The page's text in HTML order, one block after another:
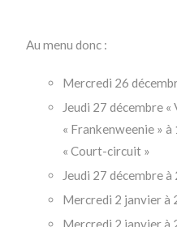
Au menu donc :
Mercredi 26
Jeudi 27 décembre
« Frankenweenie » à
« Court-circuit »
Jeudi 27 décembre
Mercredi 2 janvier à
Mercredi 2 janvier à